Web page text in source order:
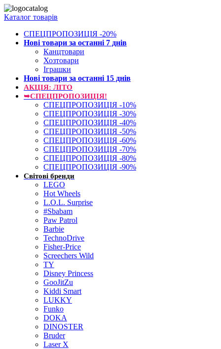
Каталог товарів
СПЕЦПРОПОЗИЦІЯ -20%
Нові товари за останнi 7 днiв
Канцтовари
Хозтовари
Іграшки
Нові товари за останнi 15 днiв
АКЦІЯ: ЛІТО
➥СПЕЦПРОПОЗИЦІЯ!
СПЕЦПРОПОЗИЦІЯ -10%
СПЕЦПРОПОЗИЦІЯ -30%
СПЕЦПРОПОЗИЦІЯ -40%
СПЕЦПРОПОЗИЦІЯ -50%
СПЕЦПРОПОЗИЦІЯ -60%
СПЕЦПРОПОЗИЦІЯ -70%
СПЕЦПРОПОЗИЦІЯ -80%
СПЕЦПРОПОЗИЦІЯ -90%
Світові бренди
LEGO
Hot Wheels
L.O.L. Surprise
#Sbabam
Paw Patrol
Barbie
TechnoDrive
Fisher-Price
Screechers Wild
TY
Disney Princess
GooJitZu
Kiddi Smart
LUKKY
Funko
DOKA
DINOSTER
Bruder
Laser X